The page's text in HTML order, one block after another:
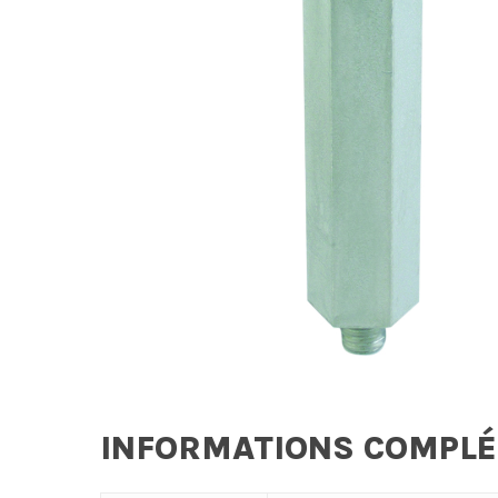
INFORMATIONS